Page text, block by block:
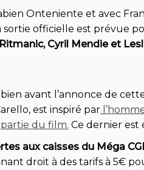
Onteniente et avec
sortie officielle est prévue
Cyril Mendie et
bien avant l’annonce de
est inspiré par
du film. Ce dernier est
aux caisses du Méga
droit à des tarifs à 5€